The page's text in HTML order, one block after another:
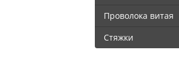
Проволока витая
Стяжки